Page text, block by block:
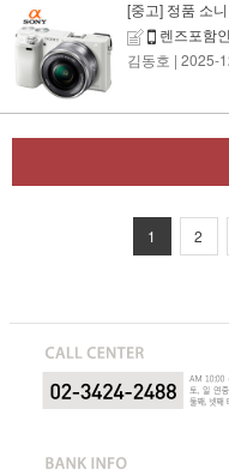
[중고] 정품 소
렌즈포함
김동호 | 2025-
1 2